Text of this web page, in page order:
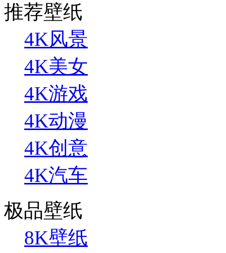
推荐壁纸
4K风景
4K美女
4K游戏
4K动漫
4K创意
4K汽车
极品壁纸
8K壁纸